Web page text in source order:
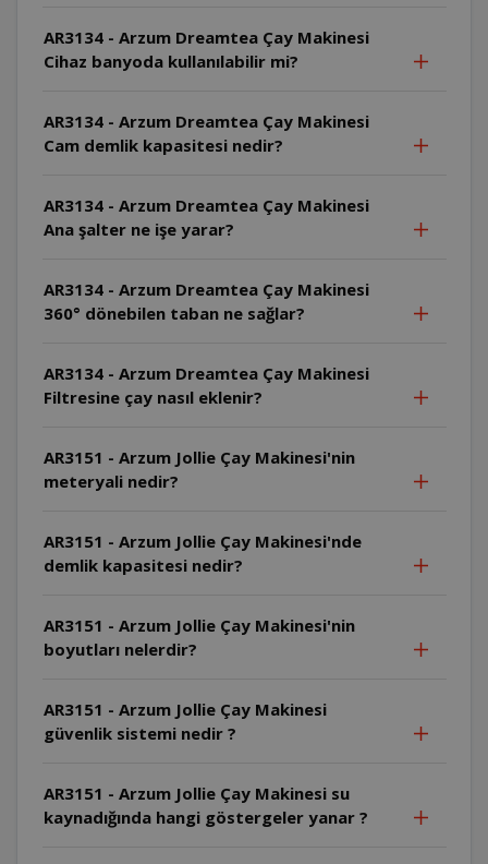
AR3134 - Arzum Dreamtea Çay Makinesi
Cihaz banyoda kullanılabilir mi?
AR3134 - Arzum Dreamtea Çay Makinesi
Cam demlik kapasitesi nedir?
AR3134 - Arzum Dreamtea Çay Makinesi
Ana şalter ne işe yarar?
AR3134 - Arzum Dreamtea Çay Makinesi
360° dönebilen taban ne sağlar?
AR3134 - Arzum Dreamtea Çay Makinesi
Filtresine çay nasıl eklenir?
AR3151 - Arzum Jollie Çay Makinesi'nin
meteryali nedir?
AR3151 - Arzum Jollie Çay Makinesi'nde
demlik kapasitesi nedir?
AR3151 - Arzum Jollie Çay Makinesi'nin
boyutları nelerdir?
AR3151 - Arzum Jollie Çay Makinesi
güvenlik sistemi nedir ?
AR3151 - Arzum Jollie Çay Makinesi su
kaynadığında hangi göstergeler yanar ?